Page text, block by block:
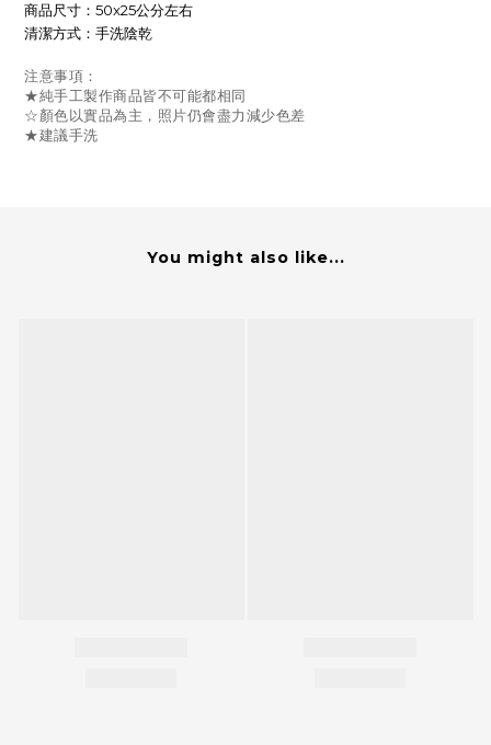
商品尺寸：50x25公分左右
清潔方式：手洗陰乾
注意事項：
★純手工製作商品皆不可能都相同
☆顏色以實品為主，照片仍會盡力減少色差
★建議手洗
You might also like...